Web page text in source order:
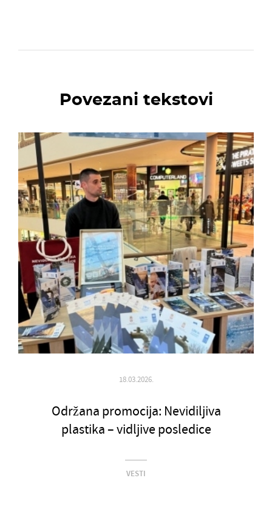
Povezani tekstovi
18.03.2026.
Održana promocija: Nevidiljiva
plastika – vidljive posledice
VESTI